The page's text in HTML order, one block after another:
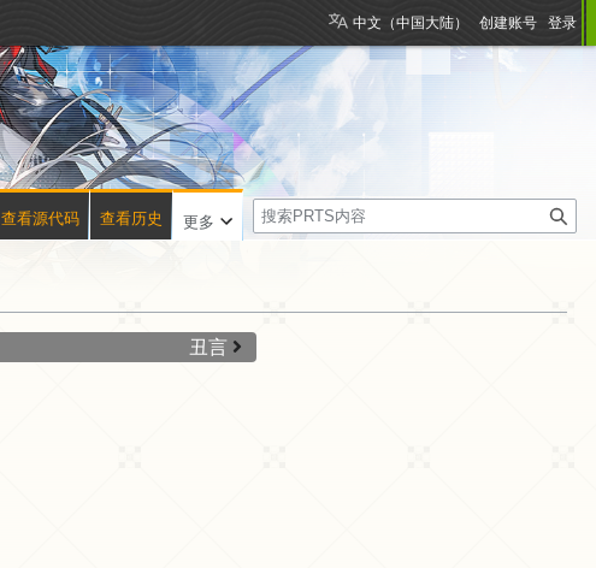
丑言
中文（中国大陆） 创建账号 登录
查看源代码 查看历史 更多
搜
索